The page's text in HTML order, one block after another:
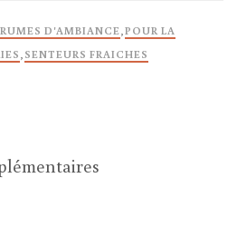
D'AMBIANCE,POUR LA
, SENTEURS FRAICHES